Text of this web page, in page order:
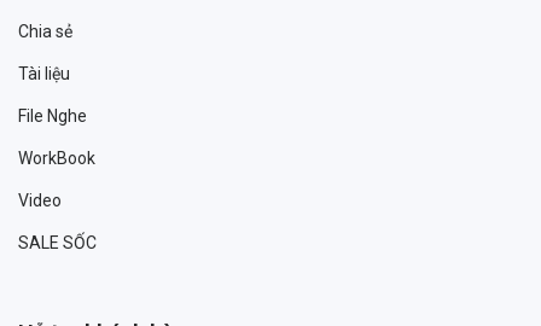
Chia sẻ
Tài liệu
File Nghe
WorkBook
Video
SALE SỐC